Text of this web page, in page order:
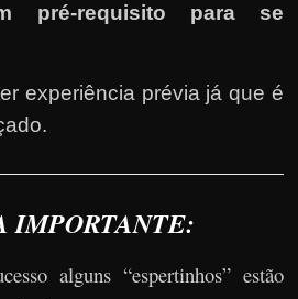
pré-requisito para se
experiência prévia já que é
IMPORTANTE:
alguns “espertinhos” estão